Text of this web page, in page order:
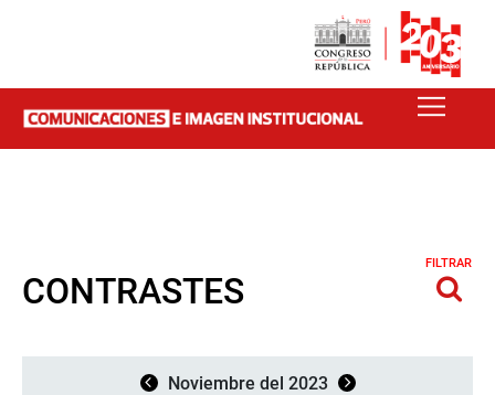
CONTRASTES
FILTRAR
Noviembre del 2023